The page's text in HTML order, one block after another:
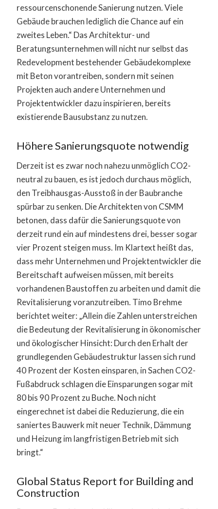
ressourcenschonende Sanierung nutzen. Viele
Gebäude brauchen lediglich die Chance auf ein
zweites Leben.“ Das Architektur- und
Beratungsunternehmen will nicht nur selbst das
Redevelopment bestehender Gebäudekomplexe
mit Beton vorantreiben, sondern mit seinen
Projekten auch andere Unternehmen und
Projektentwickler dazu inspirieren, bereits
existierende Bausubstanz zu nutzen.
Höhere Sanierungsquote notwendig
Derzeit ist es zwar noch nahezu unmöglich CO2-
neutral zu bauen, es ist jedoch durchaus möglich,
den Treibhausgas-Ausstoß in der Baubranche
spürbar zu senken. Die Architekten von CSMM
betonen, dass dafür die Sanierungsquote von
derzeit rund ein auf mindestens drei, besser sogar
vier Prozent steigen muss. Im Klartext heißt das,
dass mehr Unternehmen und Projektentwickler die
Bereitschaft aufweisen müssen, mit bereits
vorhandenen Baustoffen zu arbeiten und damit die
Revitalisierung voranzutreiben. Timo Brehme
berichtet weiter: „Allein die Zahlen unterstreichen
die Bedeutung der Revitalisierung in ökonomischer
und ökologischer Hinsicht: Durch den Erhalt der
grundlegenden Gebäudestruktur lassen sich rund
40 Prozent der Kosten einsparen, in Sachen CO2-
Fußabdruck schlagen die Einsparungen sogar mit
80 bis 90 Prozent zu Buche. Noch nicht
eingerechnet ist dabei die Reduzierung, die ein
saniertes Bauwerk mit neuer Technik, Dämmung
und Heizung im langfristigen Betrieb mit sich
bringt.“
Global Status Report for Building and
Construction